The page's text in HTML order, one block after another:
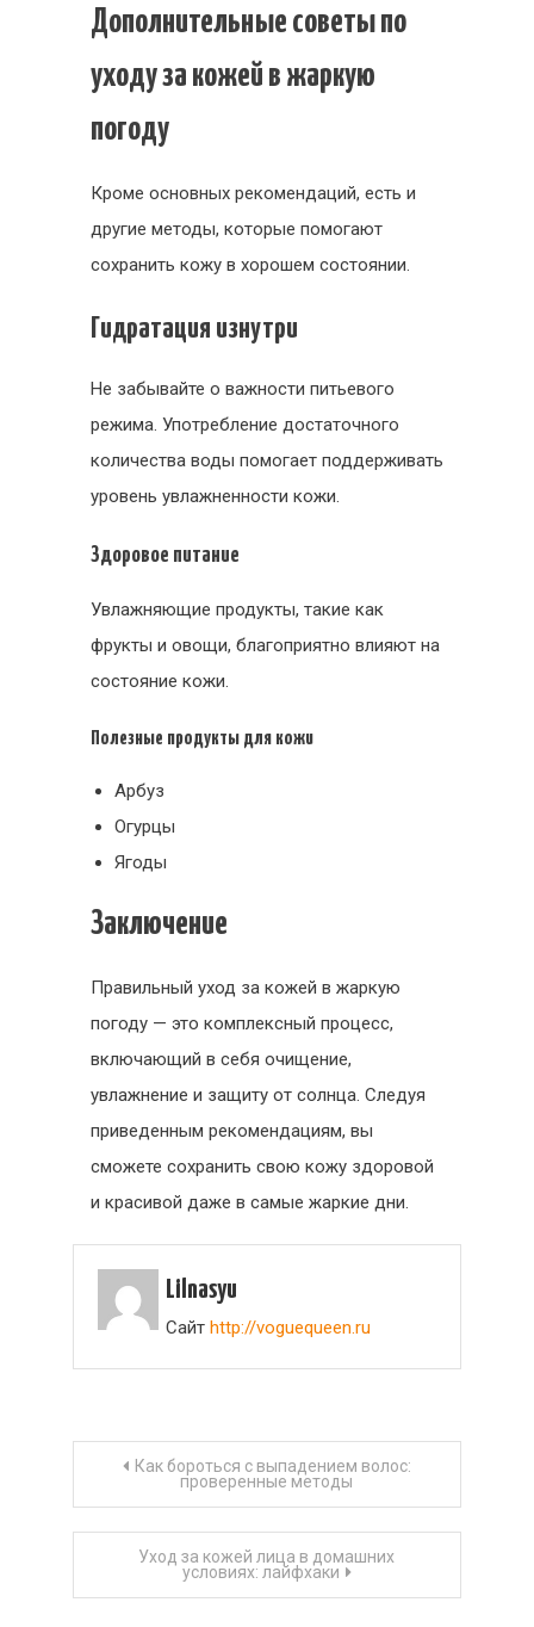
Дополнительные советы по
уходу за кожей в жаркую
погоду
Кроме основных рекомендаций, есть и
другие методы, которые помогают
сохранить кожу в хорошем состоянии.
Гидратация изнутри
Не забывайте о важности питьевого
режима. Употребление достаточного
количества воды помогает поддерживать
уровень увлажненности кожи.
Здоровое питание
Увлажняющие продукты, такие как
фрукты и овощи, благоприятно влияют на
состояние кожи.
Полезные продукты для кожи
Арбуз
Огурцы
Ягоды
Заключение
Правильный уход за кожей в жаркую
погоду — это комплексный процесс,
включающий в себя очищение,
увлажнение и защиту от солнца. Следуя
приведенным рекомендациям, вы
сможете сохранить свою кожу здоровой
и красивой даже в самые жаркие дни.
Lilnasyu
Сайт http://voguequeen.ru
Навигация
записям
Как бороться с выпадением волос:
проверенные методы
Уход за кожей лица в домашних
условиях: лайфхаки